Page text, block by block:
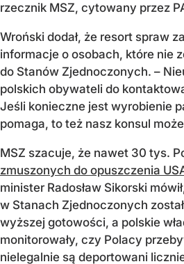
rzecznik MSZ, cytowany przez
Wroński dodał, że resort spraw
informacje o osobach, które nie
do Stanów Zjednoczonych. –
polskich obywateli do
Jeśli konieczne jest wyrobienie
pomaga, to też nasz konsul
MSZ szacuje, że nawet 30 tys.
zmuszonych do opuszczenia
minister Radosław Sikorski
w Stanach Zjednoczonych
wyższej gotowości, a polskie
monitorowały, czy Polacy
nielegalnie są deportowani